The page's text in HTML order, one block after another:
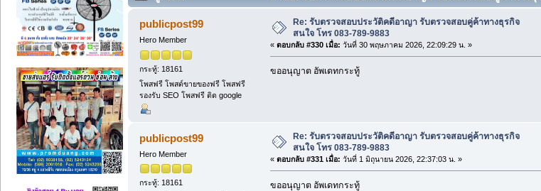
publicpost99
Hero Member
กระทู้: 18161
โพสฟรี โพสต์ขายของฟรี โพสฟรี
รองรับ SEO โพสฟรี ติด google
Re: รับตรวจสอบประวัติคดีอาญา รับตรวจสอบคู่ค้าทางธุรกิจ
สนใจ โทร 083-789-9883
« ตอบกลับ #330 เมื่อ: วันที่ 30 พฤษภาคม 2026, 22:09:29 น. »
ขออนุญาต อัพเดทกระทู้
publicpost99
Hero Member
กระทู้: 18161
Re: รับตรวจสอบประวัติคดีอาญา รับตรวจสอบคู่ค้าทางธุรกิจ
สนใจ โทร 083-789-9883
« ตอบกลับ #331 เมื่อ: วันที่ 1 มิถุนายน 2026, 22:37:03 น. »
ขออนุญาต อัพเดทกระทู้